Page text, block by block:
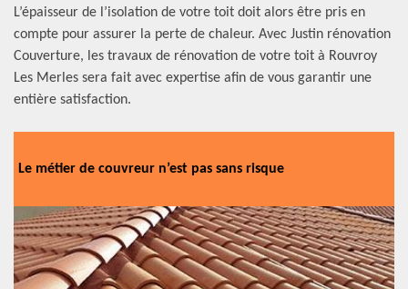
L’épaisseur de l’isolation de votre toit doit alors être pris en
compte pour assurer la perte de chaleur. Avec Justin rénovation
Couverture, les travaux de rénovation de votre toit à Rouvroy
Les Merles sera fait avec expertise afin de vous garantir une
entière satisfaction.
Le métier de couvreur n’est pas sans risque